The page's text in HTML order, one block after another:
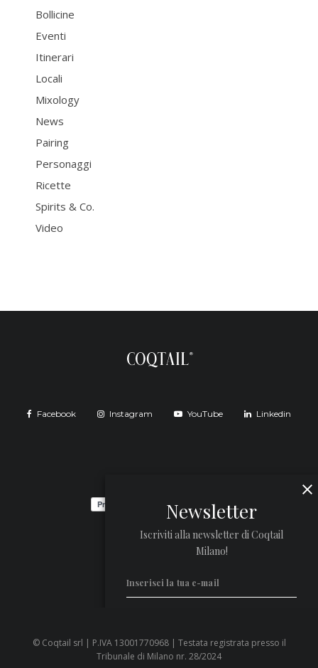
Bollicine
Eventi
Itinerari
Locali
Mixology
News
Pairing
Personaggi
Ricette
Spirits & Co.
Video
Facebook Instagram YouTube Linkedin
Newsletter
Iscriviti alla newsletter di Coqtail
Milano!
Privacy Policy
© Coqtail srl | P.IVA 13001770968 | Testata registrata presso il
Tribunale di Milano nr. 28/2024